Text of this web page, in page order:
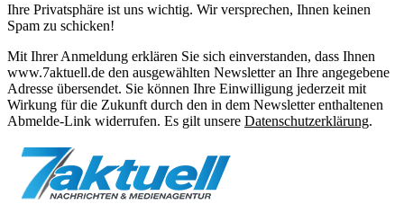
Ihre Privatsphäre ist uns wichtig. Wir versprechen, Ihnen keinen
Spam zu schicken!
Mit Ihrer Anmeldung erklären Sie sich einverstanden, dass Ihnen
www.7aktuell.de den ausgewählten Newsletter an Ihre angegebene
Adresse übersendet. Sie können Ihre Einwilligung jederzeit mit
Wirkung für die Zukunft durch den in dem Newsletter enthaltenen
Abmelde-Link widerrufen. Es gilt unsere Datenschutzerklärung.